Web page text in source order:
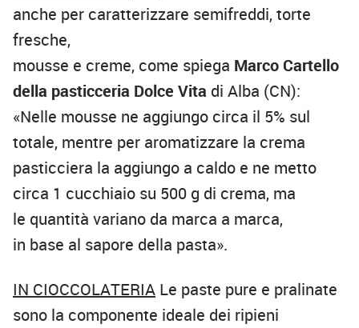
anche per caratterizzare semifreddi, torte
fresche,
mousse e creme, come spiega Marco Cartello
della pasticceria Dolce Vita di Alba (CN):
«Nelle mousse ne aggiungo circa il 5% sul
totale, mentre per aromatizzare la crema
pasticciera la aggiungo a caldo e ne metto
circa 1 cucchiaio su 500 g di crema, ma
le quantità variano da marca a marca,
in base al sapore della pasta».
IN CIOCCOLATERIA Le paste pure e pralinate
sono la componente ideale dei ripieni